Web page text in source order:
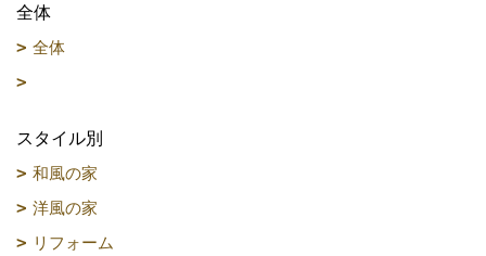
全体
全体
スタイル別
和風の家
洋風の家
リフォーム